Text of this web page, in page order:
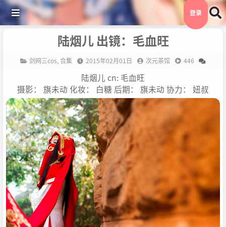
登录
陆烟儿 出镜：毛血旺
剑网三cos,合集 2015年02月01日 次元茶馆 446
陆烟儿 cn: 毛血旺
摄影： 旗未动 化妆： 白糖 后期： 旗未动 协力： 妞叔